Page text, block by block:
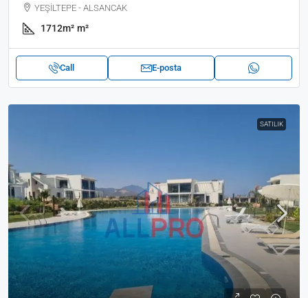
YEŞİLTEPE - ALSANCAK
1712m² m²
Call E-posta
SATILIK